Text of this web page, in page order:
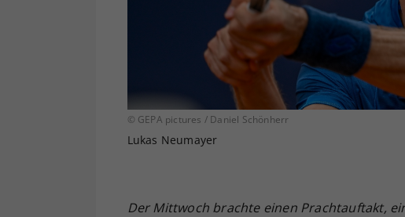
© GEPA pictures / Daniel Schönherr
Lukas Neumayer
Der Mittwoch brachte einen Prachtauftakt,